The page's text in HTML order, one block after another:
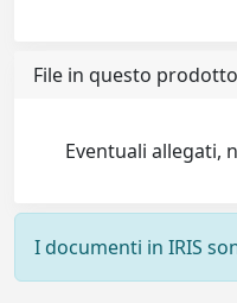
File in questo
Eventuali allegati,
I documenti in IRIS